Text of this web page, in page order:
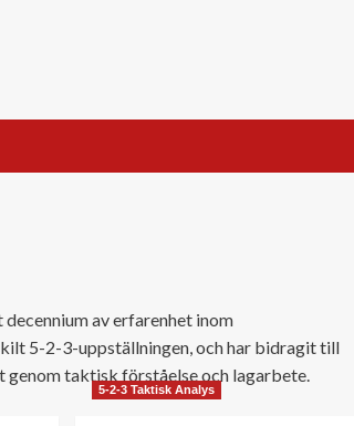
av erfarenhet inom
5-2-3-uppställningen, och har bidragit till
genom taktisk förståelse och lagarbete.
5-2-3 Taktisk Analys